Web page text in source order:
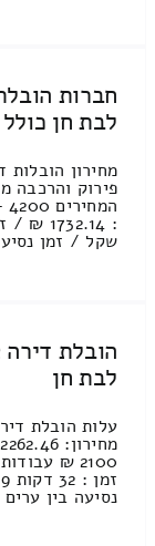
חברות
לבת חן
מחירון
שקל / זמן נסיעה
לבת חן
נסיעה בין ערים 1 שעות , [...]